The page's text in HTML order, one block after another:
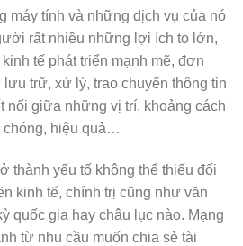
máy tính và những dịch vụ của nó
rất nhiều những lợi ích to lớn,
tế phát triển mạnh mẽ, đơn
trữ, xử lý, trao chuyển thông tin
nối giữa những vị trí, khoảng cách
chóng, hiệu quả…
thành yếu tố không thể thiếu đối
kinh tế, chính trị cũng như văn
quốc gia hay châu lục nào. Mạng
từ nhu cầu muốn chia sẻ tài